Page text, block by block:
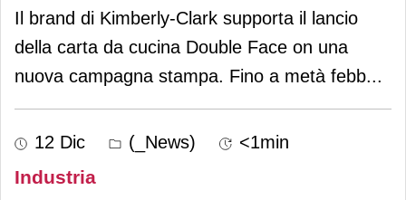
Il brand di Kimberly-Clark supporta il lancio
della carta da cucina Double Face on una
nuova campagna stampa. Fino a metà febb...
12 Dic (_News) <1min
Industria